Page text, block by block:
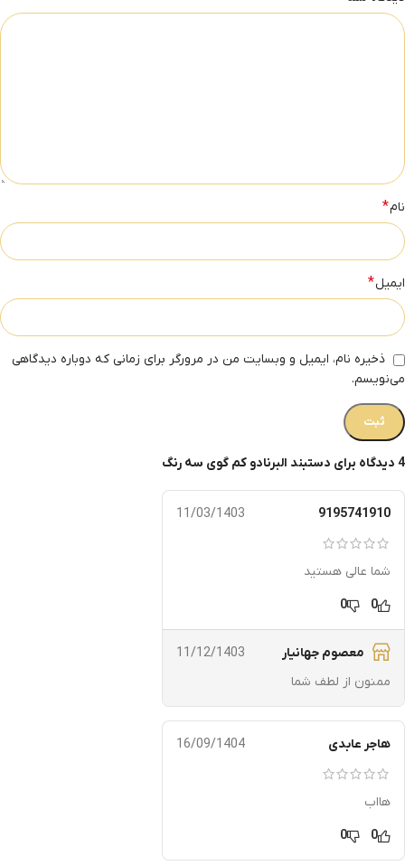
4 دیدگاه برای دستبند البرنادو کم گوی سه رنگ
9195741910
11/03/1403
شما عالی هستید
0
0
معصوم جهانیار
11/12/1403
ممنون از لطف شما
هاجر عابدی 16/09/1404
هااب
0
0
نام*
ایمیل*
ذخیره نام، ایمیل و وبسایت من در مرورگر برای زمانی که دوباره دیدگاهی
می‌نویسم.